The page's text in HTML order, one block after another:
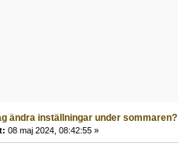
ändra inställningar under sommaren?
08 maj 2024, 08:42:55 »